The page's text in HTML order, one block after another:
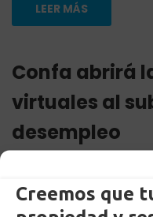
Creemos que
LEER MÁS
Confa abrirá
virtuales al
desempleo